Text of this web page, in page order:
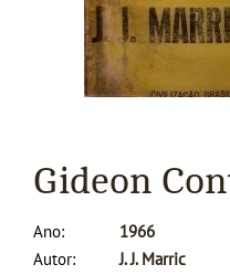
Gideon
Ano
1966
Autor
J. J. Marric